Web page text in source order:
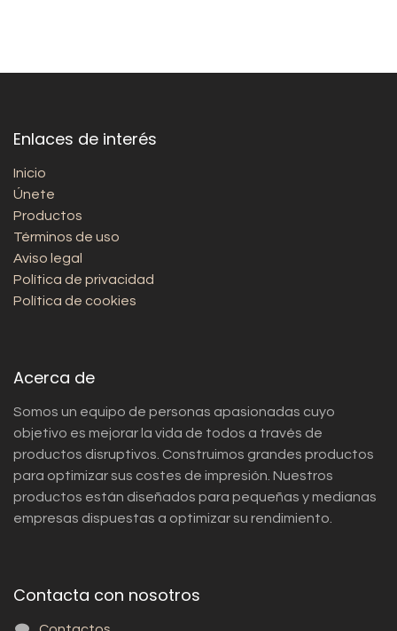
Enlaces de interés
Inicio
Únete
Productos
Términos de uso
Aviso legal
Política de privacidad
Política de cookies
Acerca de
Somos un equipo de personas apasionadas cuyo
objetivo es mejorar la vida de todos a través de
productos disruptivos. Construimos grandes productos
para optimizar sus costes de impresión. Nuestros
productos están diseñados para pequeñas y medianas
empresas dispuestas a optimizar su rendimiento.
Contacta con nosotros